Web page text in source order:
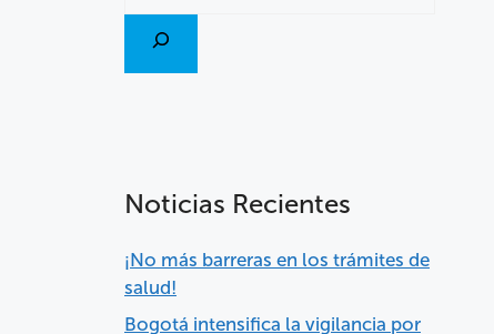
Noticias Recientes
¡No más barreras en los trámites de
salud!
Bogotá intensifica la vigilancia por